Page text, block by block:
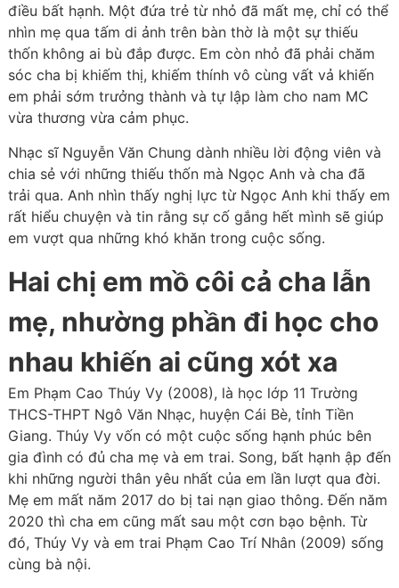
điều bất hạnh. Một đứa trẻ từ nhỏ đã mất mẹ, chỉ có thể
nhìn mẹ qua tấm di ảnh trên bàn thờ là một sự thiếu
thốn không ai bù đắp được. Em còn nhỏ đã phải chăm
sóc cha bị khiếm thị, khiếm thính vô cùng vất vả khiến
em phải sớm trưởng thành và tự lập làm cho nam MC
vừa thương vừa cảm phục.
Nhạc sĩ Nguyễn Văn Chung dành nhiều lời động viên và
chia sẻ với những thiếu thốn mà Ngọc Anh và cha đã
trải qua. Anh nhìn thấy nghị lực từ Ngọc Anh khi thấy em
rất hiểu chuyện và tin rằng sự cố gắng hết mình sẽ giúp
em vượt qua những khó khăn trong cuộc sống.
Hai chị em mồ côi cả cha lẫn
mẹ, nhường phần đi học cho
nhau khiến ai cũng xót xa
Em Phạm Cao Thúy Vy (2008), là học lớp 11 Trường
THCS-THPT Ngô Văn Nhạc, huyện Cái Bè, tỉnh Tiền
Giang. Thúy Vy vốn có một cuộc sống hạnh phúc bên
gia đình có đủ cha mẹ và em trai. Song, bất hạnh ập đến
khi những người thân yêu nhất của em lần lượt qua đời.
Mẹ em mất năm 2017 do bị tai nạn giao thông. Đến năm
2020 thì cha em cũng mất sau một cơn bạo bệnh. Từ
đó, Thúy Vy và em trai Phạm Cao Trí Nhân (2009) sống
cùng bà nội.